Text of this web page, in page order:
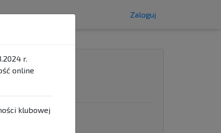
Zaloguj
r.
online
klubowej